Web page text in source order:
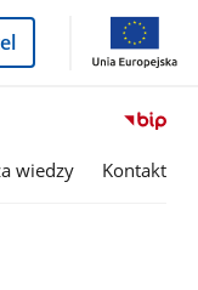
wiedzy Kontakt